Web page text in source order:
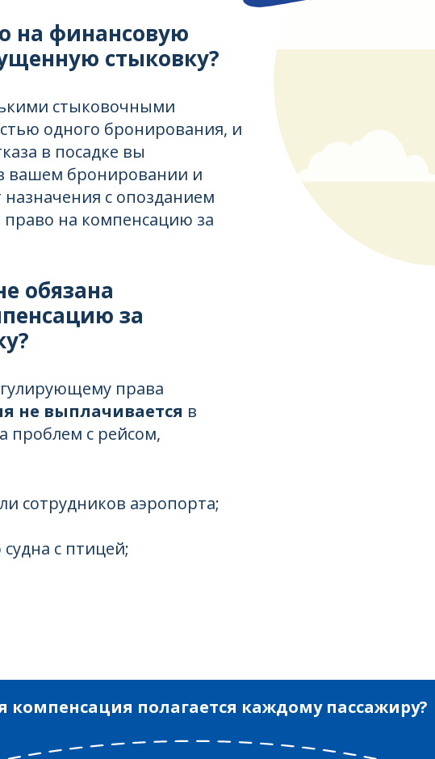
на финансовую
стыковку?
стыковочными
одного бронирования, и
в посадке вы
вашем бронировании и
с опозданием
право на компенсацию за
обязана
за
права
не выплачивается в
проблем с рейсом,
сотрудников аэропорта;
с птицей;
компенсация полагается каждому пассажиру?